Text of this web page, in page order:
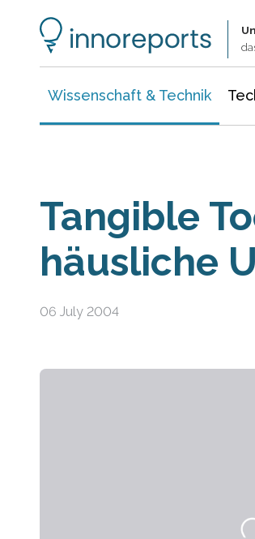
Wissenschaft & Technik
Tangible
häusliche
06 July 2004